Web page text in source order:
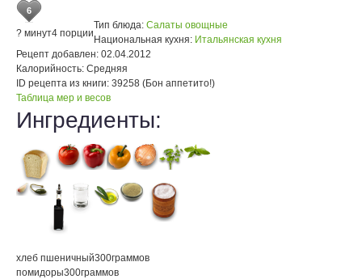
6
? минут4 порции
Тип блюда: Салаты овощные
Национальная кухня: Итальянская кухня
Рецепт добавлен: 02.04.2012
Калорийность: Средняя
ID рецепта из книги: 39258 (Бон аппетито!)
Таблица мер и весов
Ингредиенты:
хлеб пшеничный300граммов
помидоры300граммов